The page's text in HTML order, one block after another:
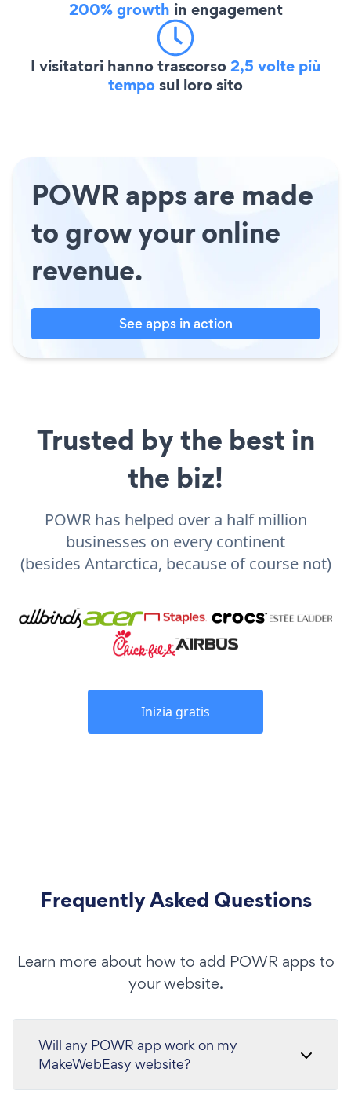
200% growth in engagement
I visitatori hanno trascorso2,5 volte più
temposul loro sito
POWR apps are made
to grow your online
revenue.
See apps in action
Trusted by the best in
the biz!
POWR has helped over a half million
businesses on every continent
(besides Antarctica, because of course not)
Inizia gratis
Frequently Asked Questions
Learn more about how to add POWR apps to
your website.
Will any POWR app work on my
MakeWebEasy website?